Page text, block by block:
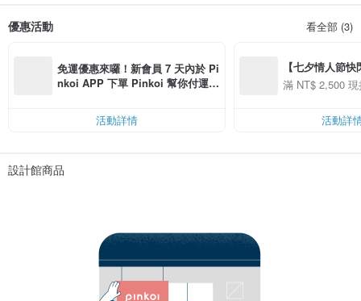
優惠活動 看全部 (3)
免運優惠來囉！新會員 7 天內於 Pi
nkoi APP 下單 Pinkoi 幫你付運
活動詳情
【七夕情人節
用 APP 購買任
00 現折 NT$100
滿 NT$ 2,500
活動詳
設計館商品